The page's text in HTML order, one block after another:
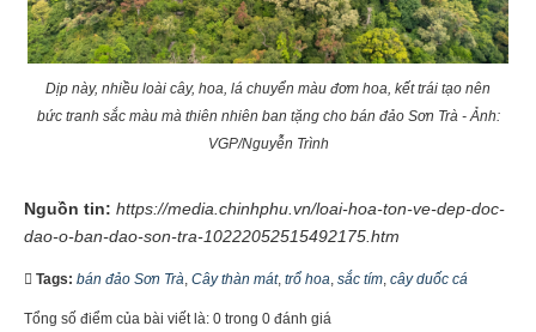
Dịp này, nhiều loài cây, hoa, lá chuyển màu đơm hoa, kết trái tạo nên
bức tranh sắc màu mà thiên nhiên ban tặng cho bán đảo Sơn Trà - Ảnh:
VGP/Nguyễn Trình
Nguồn tin: https://media.chinhphu.vn/loai-hoa-ton-ve-dep-doc-
dao-o-ban-dao-son-tra-10222052515492175.htm
Tags: bán đảo Sơn Trà, Cây thàn mát, trổ hoa, sắc tím, cây duốc cá
Tổng số điểm của bài viết là: 0 trong 0 đánh giá